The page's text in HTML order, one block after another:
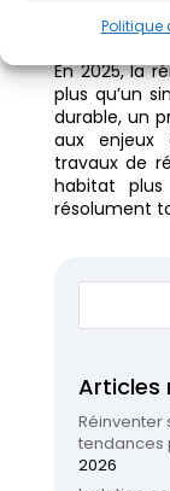
Politique
En 2025, la
plus qu’un
durable, un
aux enjeux
travaux de
habitat
résolument
Articles
Réinventer
tendances
2026